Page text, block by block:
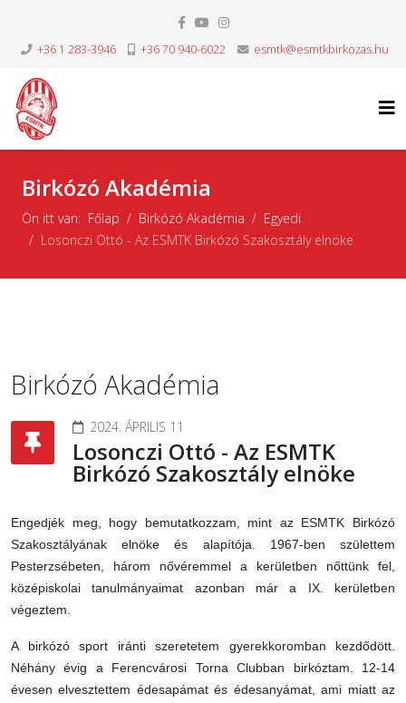
+36 1 283-3946 +36 70 940-6022 esmtk@esmtkbirkozas.hu
Birkózó Akadémia
Ön itt van: Főlap Birkózó Akadémia
Egyedi
Losonczi Ottó - Az ESMTK Birkózó Szakosztály elnöke
Birkózó Akadémia
2024. ÁPRILIS 11
Losonczi Ottó - Az ESMTK
Birkózó Szakosztály elnöke
Engedjék meg, hogy bemutatkozzam, mint az ESMTK Birkózó
Szakosztályának elnöke és alapítója. 1967-ben születtem
Pesterzsébeten, három nővéremmel a kerületben nőttünk fel,
középiskolai tanulmányaimat azonban már a IX. kerületben
végeztem.
A birkózó sport iránti szeretetem gyerekkoromban kezdődött.
Néhány évig a Ferencvárosi Torna Clubban birkóztam. 12-14
évesen elvesztettem édesapámat és édesanyámat, ami miatt az